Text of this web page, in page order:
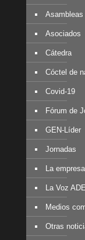
Asambleas
Asociados
Cátedra
Cóctel de
Covid-19
Fórum de
GEN-Líder
Jornadas
La
La Voz
Medios
Otras